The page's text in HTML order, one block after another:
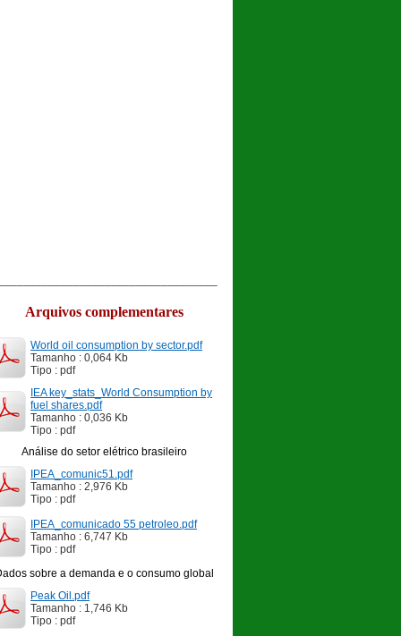
Arquivos complementares
World oil consumption by sector.pdf
Tamanho : 0,064 Kb
Tipo : pdf
IEA key_stats_World Consumption by
fuel shares.pdf
Tamanho : 0,036 Kb
Tipo : pdf
Análise do setor elétrico brasileiro
IPEA_comunic51.pdf
Tamanho : 2,976 Kb
Tipo : pdf
IPEA_comunicado 55 petroleo.pdf
Tamanho : 6,747 Kb
Tipo : pdf
sobre a demanda e o consumo global
Peak Oil.pdf
Tamanho : 1,746 Kb
Tipo : pdf